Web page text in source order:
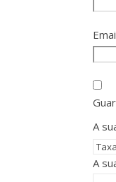
A
A